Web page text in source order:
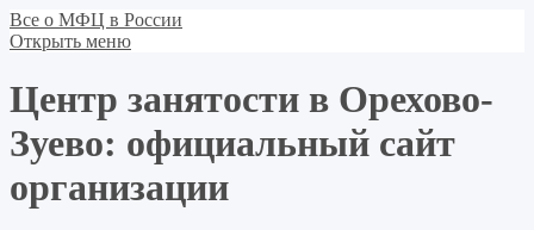
Все о МФЦ в России
Открыть меню
Центр занятости в Орехово-
Зуево: официальный сайт
организации